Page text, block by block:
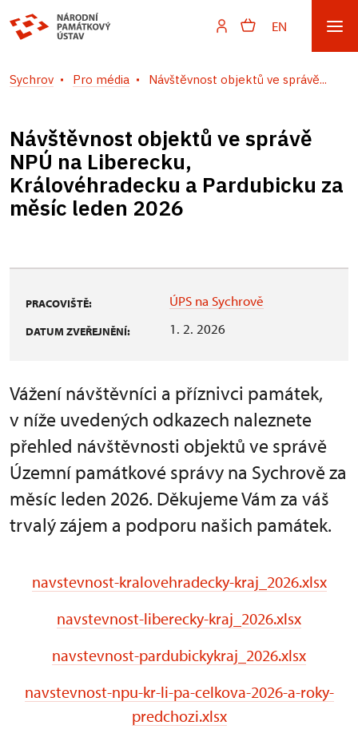
EN
Sychrov Pro média Návštěvnost objektů ve správě...
Návštěvnost objektů ve správě
NPÚ na Liberecku,
Královéhradecku a Pardubicku za
měsíc leden 2026
PRACOVIŠTĚ: ÚPS na Sychrově
DATUM ZVEŘEJNĚNÍ: 1. 2. 2026
Vážení návštěvníci a příznivci památek,
v níže uvedených odkazech naleznete
přehled návštěvnosti objektů ve správě
Územní památkové správy na Sychrově za
měsíc leden 2026. Děkujeme Vám za váš
trvalý zájem a podporu našich památek.
navstevnost-kralovehradecky-kraj_2026.xlsx
navstevnost-liberecky-kraj_2026.xlsx
navstevnost-pardubickykraj_2026.xlsx
navstevnost-npu-kr-li-pa-celkova-2026-a-roky-
predchozi.xlsx